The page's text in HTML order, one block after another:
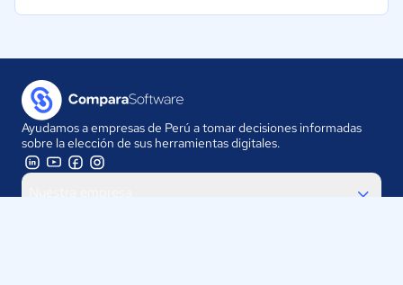
Ayudamos a empresas de Perú a tomar decisiones informadas
sobre la elección de sus herramientas digitales.